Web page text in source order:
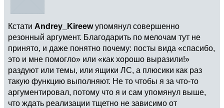
Кстати Andrey_Kireewупомянул совершенно
резонный аргумент. Благодарить по мелочам тут не
принято, и даже понятно почему: посты вида «спасибо,
это и мне помогло» или «как хорошо выразили!»
раздуют или темы, или ящики ЛС, а плюсики как раз
такую функцию выполняют. Не то чтобы я за что-то
аргументировал, потому что я и сам упомянул выше,
что ждать реализации тщетно не зависимо от